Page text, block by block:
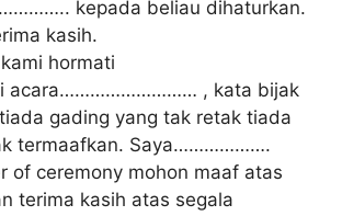
kepada beliau dihaturkan.
kasih.
hormati
acara……………………… , kata bijak
gading yang tak retak tiada
termaafkan. Saya……………….
of ceremony mohon maaf atas
terima kasih atas segala